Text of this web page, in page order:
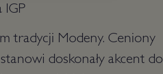
IGP
tradycji Modeny. Ceniony
doskonały akcent do